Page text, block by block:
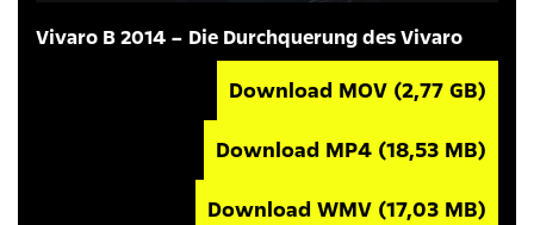
Vivaro B 2014 – Die Durchquerung des Vivaro
Download MOV (2,77 GB)
Download MP4 (18,53 MB)
Download WMV (17,03 MB)